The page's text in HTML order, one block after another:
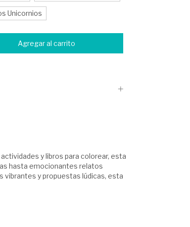
Unicornios
y libros para colorear, esta
hasta emocionantes relatos
vibrantes y propuestas lúdicas, esta